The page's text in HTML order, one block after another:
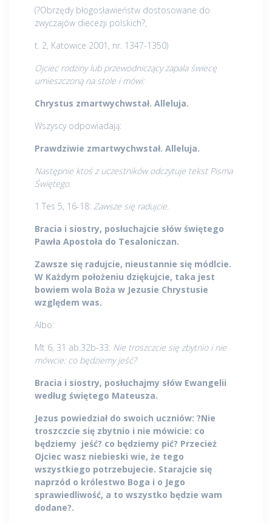
(?Obrzędy błogosławieństw dostosowane do
zwyczajów diecezji polskich?,
t. 2, Katowice 2001, nr. 1347-1350)
Ojciec rodziny lub przewodniczący zapala świecę
umieszczoną na stole i mówi:
Chrystus zmartwychwstał. Alleluja.
Wszyscy odpowiadają:
Prawdziwie zmartwychwstał. Alleluja.
Następnie ktoś z uczestników odczytuje tekst Pisma
Świętego.
1 Tes 5, 16-18: Zawsze się radujcie.
Bracia i siostry, posłuchajcie słów świętego
Pawła Apostoła do Tesaloniczan.
Zawsze się radujcie, nieustannie się módlcie.
W Każdym położeniu dziękujcie, taka jest
bowiem wola Boża w Jezusie Chrystusie
względem was.
Albo:
Mt 6, 31 ab.32b-33: Nie troszczcie się zbytnio i nie
mówcie: co będziemy jeść?
Bracia i siostry, posłuchajmy słów Ewangelii
według świętego Mateusza.
Jezus powiedział do swoich uczniów: ?Nie
troszczcie się zbytnio i nie mówicie: co
będziemy jeść? co będziemy pić? Przecież
Ojciec wasz niebieski wie, że tego
wszystkiego potrzebujecie. Starajcie się
naprzód o królestwo Boga i o Jego
sprawiedliwość, a to wszystko będzie wam
dodane?.